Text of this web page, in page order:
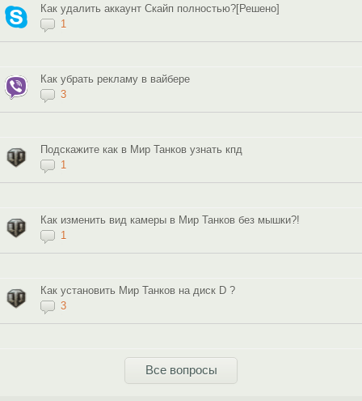
Как удалить аккаунт Скайп полностью?[Решено]
1
Как убрать рекламу в вайбере
3
Подскажите как в Мир Танков узнать кпд
1
Как изменить вид камеры в Мир Танков без мышки?!
1
Как установить Мир Танков на диск D ?
3
Все вопросы